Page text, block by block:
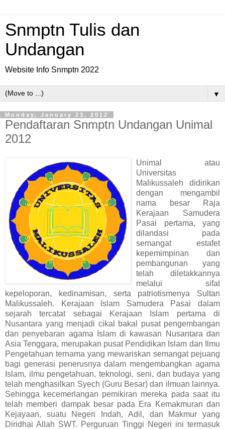
Snmptn Tulis dan
Undangan
Website Info Snmptn 2022
▼
Monday, January 23, 2012
Pendaftaran Snmptn Undangan Unimal
2012
Unimal atau
Universitas
Malikussaleh didirikan
dengan mengambil
nama besar Raja
Kerajaan Samudera
Pasai pertama, yang
dilandasi pada
semangat estafet
kepemimpinan dan
pembangunan yang
telah diletakkannya
melalui sifat
kepeloporan, kedinamisan, serta patriotismenya Sultan
Malikussaleh. Kerajaan Islam Samudera Pasai dalam
sejarah tercatat sebagai Kerajaan Islam pertama di
Nusantara yang menjadi cikal bakal pusat pengembangan
dan penyebaran agama Islam di kawasan Nusantara dan
Asia Tenggara, merupakan pusat Pendidikan Islam dan Ilmu
Pengetahuan ternama yang mewariskan semangat pejuang
bagi generasi penerusnya dalam mengembangkan agama
Islam, ilmu pengetahuan, teknologi, seni, dan budaya yang
telah menghasilkan Syech (Guru Besar) dan ilmuan lainnya.
Sehingga kecemerlangan pemikiran mereka pada saat itu
telah memberi dampak besar pada Era Kemakmuran dan
Kejayaan, suatu Negeri Indah, Adil, dan Makmur yang
Diridhai Allah SWT. Perguruan Tinggi Negeri ini termasuk